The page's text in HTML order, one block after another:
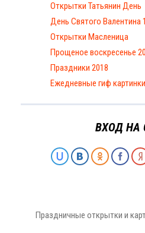
Открытки Татьянин День
День Святого Валентина
Открытки Масленица
Прощеное воскресенье
Праздники 2018
Ежедневные гиф картинки
ВХОД НА
Праздничные открытки и